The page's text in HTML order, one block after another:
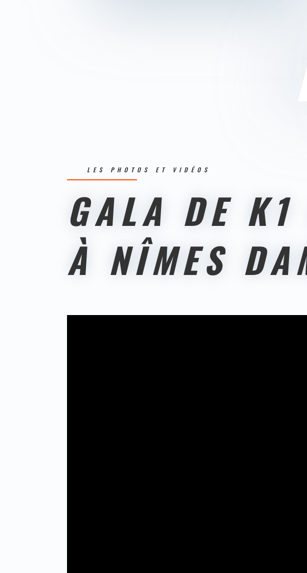
LES PHOTOS ET VIDÉOS
GALA DE
À NÎMES